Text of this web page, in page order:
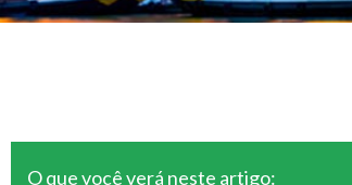
O que você verá neste artigo: